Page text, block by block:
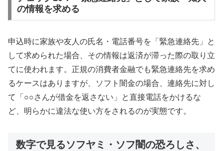
の情報を求める
申込時に家族や友人の氏名・電話番号を「緊急連絡先」と
して求められた場合、その情報は返済が滞った際の取り立
てに使われます。正規の消費者金融でも緊急連絡先を求め
るケースはありますが、ソフト闇金の場合、連絡先に対し
て「○○さんが借金を返さない」と直接電話をかけるな
ど、明らかに違法な使い方をされるのが実態です。
数字で見るソフヤミ・ソフ闇の恐ろしさ、